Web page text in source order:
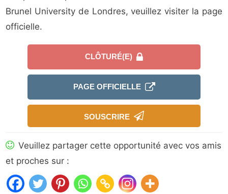
Brunel University de Londres, veuillez visiter la page
officielle.
CLÔTURÉ(E)
PAGE OFFICIELLE
SOUSCRIRE
Veuillez partager cette opportunité avec vos amis
et proches sur :